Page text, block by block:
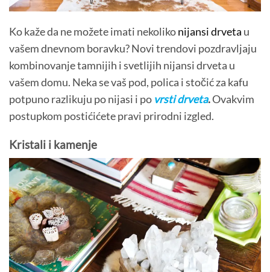
Ko kaže da ne možete imati nekolikonijansi drveta u
vašem dnevnom boravku? Novi trendovi pozdravljaju
kombinovanje tamnijih i svetlijih nijansi drveta u
vašem domu. Neka se vaš pod, polica i stočić za kafu
potpuno razlikuju po nijasi i po vrsti drveta.Ovakvim
postupkom postićićete pravi prirodni izgled.
Kristali i kamenje